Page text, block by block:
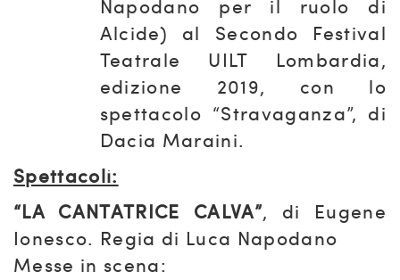
Napodano per il ruolo di
Alcide) al Secondo Festival
Teatrale UILT Lombardia,
edizione 2019, con lo
spettacolo “Stravaganza”, di
Dacia Maraini.
Spettacoli:
“LA CANTATRICE CALVA”, di Eugene
Ionesco. Regia di Luca Napodano
Messe in scena: